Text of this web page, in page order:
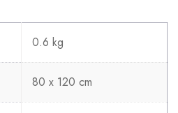
0.6 kg
80 x 120 cm